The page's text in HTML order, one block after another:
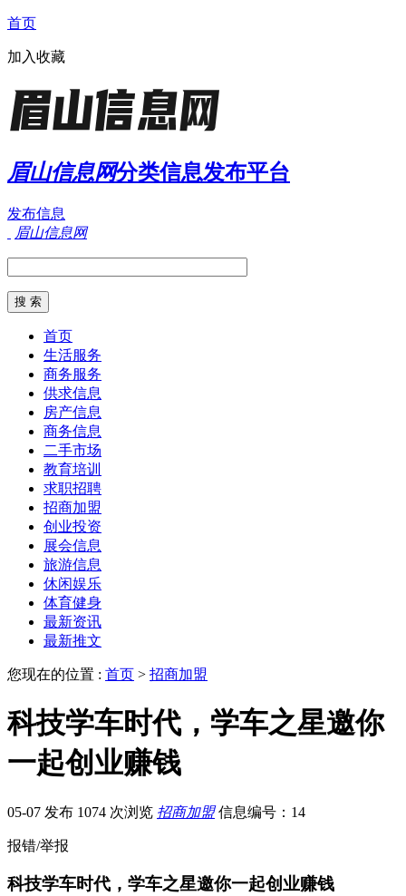
首页
加入收藏
眉山信息网分类信息发布平台
发布信息
眉山信息网
首页
生活服务
商务服务
供求信息
房产信息
商务信息
二手市场
教育培训
求职招聘
招商加盟
创业投资
展会信息
旅游信息
休闲娱乐
体育健身
最新资讯
最新推文
您现在的位置 : 首页 > 招商加盟
科技学车时代，学车之星邀你
一起创业赚钱
05-07 发布 1074 次浏览 招商加盟 信息编号：14
报错/举报
科技学车时代，学车之星邀你一起创业赚钱